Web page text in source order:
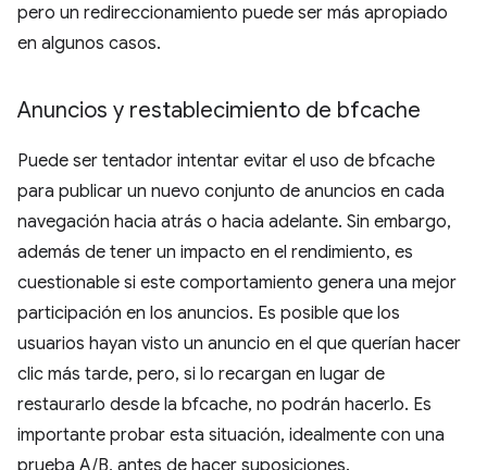
pero un redireccionamiento puede ser más apropiado
en algunos casos.
Anuncios y restablecimiento de bfcache
Puede ser tentador intentar evitar el uso de bfcache
para publicar un nuevo conjunto de anuncios en cada
navegación hacia atrás o hacia adelante. Sin embargo,
además de tener un impacto en el rendimiento, es
cuestionable si este comportamiento genera una mejor
participación en los anuncios. Es posible que los
usuarios hayan visto un anuncio en el que querían hacer
clic más tarde, pero, si lo recargan en lugar de
restaurarlo desde la bfcache, no podrán hacerlo. Es
importante probar esta situación, idealmente con una
prueba A/B, antes de hacer suposiciones.